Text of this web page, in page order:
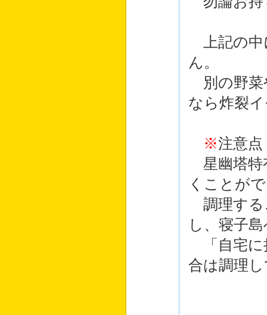
上記の中
ん。
別の野菜
なら炸裂
※注意点
星幽塔特
くことが
調理する
し、寝子
「自宅に
合は調理